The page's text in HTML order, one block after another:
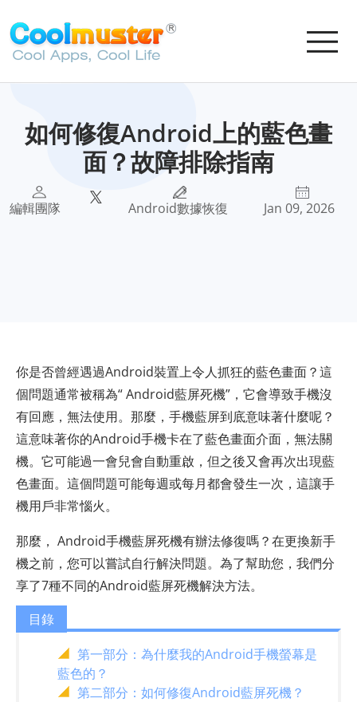
如何修復Android上的藍色畫
面？故障排除指南
編輯團隊 Android數據恢復 Jan 09, 2026
你是否曾經遇過Android裝置上令人抓狂的藍色畫面？這
個問題通常被稱為“ Android藍屏死機”，它會導致手機沒
有回應，無法使用。那麼，手機藍屏到底意味著什麼呢？
這意味著你的Android手機卡在了藍色畫面介面，無法關
機。它可能過一會兒會自動重啟，但之後又會再次出現藍
色畫面。這個問題可能每週或每月都會發生一次，這讓手
機用戶非常惱火。
那麼， Android手機藍屏死機有辦法修復嗎？在更換新手
機之前，您可以嘗試自行解決問題。為了幫助您，我們分
享了7種不同的Android藍屏死機解決方法。
目錄
第一部分：為什麼我的Android手機螢幕是
藍色的？
第二部分：如何修復Android藍屏死機？